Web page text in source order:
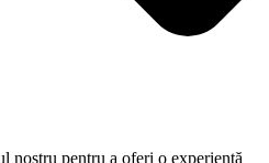
nostru pentru a oferi o experiență